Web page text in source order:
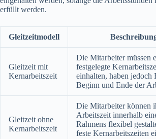
erfüllt werden.
Gleitzeitmodell
Gleitzeit mit
Kernarbeitszeit
Die Mitarbeiter müssen
festgelegte
einhalten, haben jedoch
Beginn und Ende der
Gleitzeit ohne
Kernarbeitszeit
Die Mitarbeiter können
Arbeitszeit innerhalb
Rahmens flexibel
feste Kernarbeitszeiten